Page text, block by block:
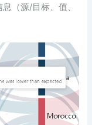
（源/目标、值、